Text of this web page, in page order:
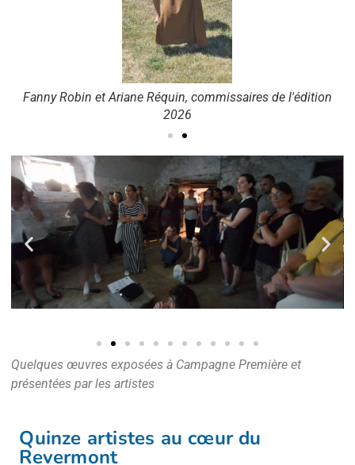
Fanny Robin et Ariane Réquin, commissaires de l'édition
2026
Quelques œuvres exposées à Campagne Première et
présentées par les artistes
Quinze artistes au cœur du
Revermont